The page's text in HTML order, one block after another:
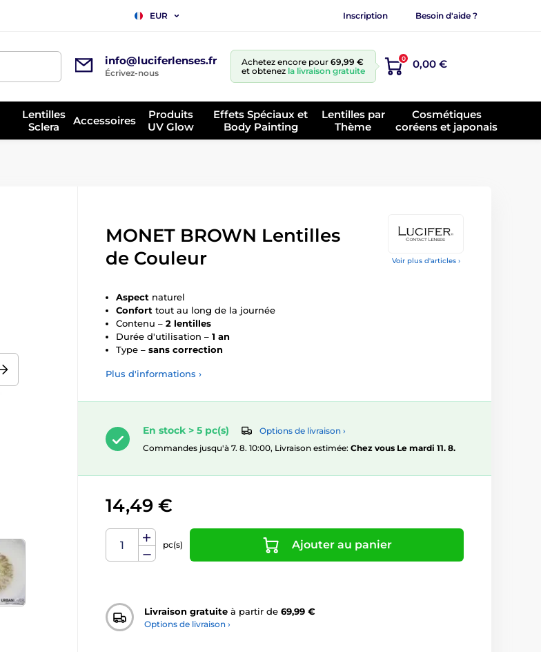
EUR Inscription Besoin d'aide ?
info@luciferlenses.fr
Écrivez-nous
Achetez encore pour 69,99 €
et obtenez la livraison gratuite
0 0,00 €
Lentilles
Sclera
Accessoires
Produits
UV Glow
Effets Spéciaux et
Body Painting
Lentilles par
Thème
Cosmétiques
coréens et japonais
Voir plus d'articles ›
MONET BROWN Lentilles
de Couleur
Aspect naturel
Confort tout au long de la journée
Contenu – 2 lentilles
Durée d'utilisation – 1 an
Type – sans correction
Plus d'informations ›
En stock > 5 pc(s)
Options de livraison ›
Commandes jusqu'à 7. 8. 10:00, Livraison estimée: Chez vous Le mardi 11. 8.
14,49 €
pc(s) Ajouter au panier
Livraison gratuite à partir de 69,99 €
Options de livraison ›